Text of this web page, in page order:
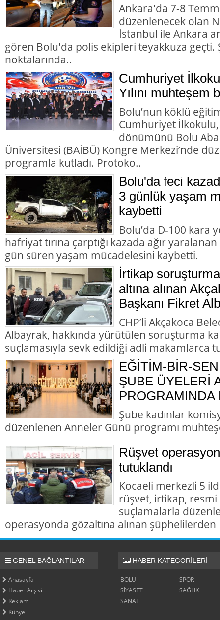
Ankara'da 7-8
düzenlenecek olan
İstanbul ile Ankara
gören Bolu'da polis ekipleri teyakkuza geçti.
noktalarında..
Cumhuriyet
Yılını muhteşem
Bolu’nun köklü
Cumhuriyet
dönümünü Bolu
Üniversitesi (BAİBÜ) Kongre Merkezi’nde
programla kutladı. Protoko..
Bolu'da feci
3 günlük yaşam
kaybetti
Bolu’da D-100 kara
hafriyat tırına çarptığı kazada ağır
gün süren yaşam mücadelesini kaybetti.
İrtikap
altına alınan
Başkanı Fikret
CHP’li Akçakoca
Albayrak, hakkında yürütülen soruşturma
suçlamasıyla sevk edildiği adli makamlarca
EĞİTİM-BİR-
ŞUBE ÜYELERİ
PROGRAMINDA
Şube kadınlar
düzenlenen Anneler Günü programı
Rüşvet
tutuklandı
Kocaeli merkezli 5
rüşvet, irtikap,
suçlamalarla
operasyonda gözaltına alınan
GENEL BAĞLANTILAR
Anasayfa
Haber Arşivi
Reklam
Künye
HABER KATEGORİLERİ
BOLU
SPOR
SİYASET
SAĞLIK
SANAT